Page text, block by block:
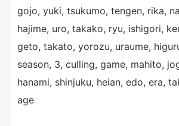
gojo, yuki, tsukumo, tengen, rika,
hajime, uro, takako, ryu, ishigori,
geto, takato, yorozu, uraume,
season, 3, culling, game, mahito,
hanami, shinjuku, heian, edo, era,
age